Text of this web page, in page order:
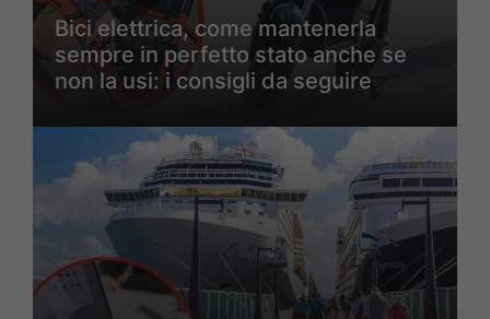
Bici elettrica, come mantenerla
sempre in perfetto stato anche se
non la usi: i consigli da seguire